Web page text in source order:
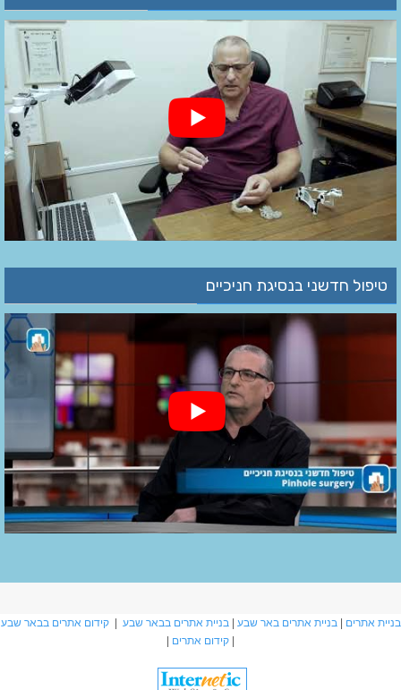
טיפול חדשני בנסיגת חניכיים
בניית אתרים |בניית אתרים באר שבע |בניית אתרים בבאר שבע |קידום אתרים בבאר שבע
| קידום אתרים |